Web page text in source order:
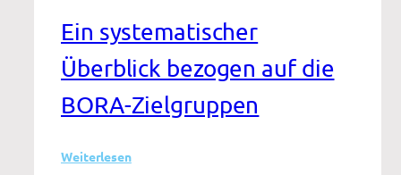
Ein systematischer
Überblick bezogen auf die
BORA-Zielgruppen
Weiterlesen: